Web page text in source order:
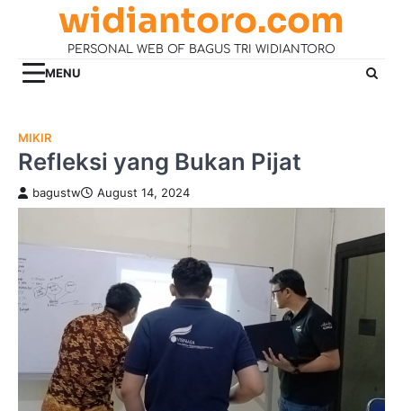
widiantoro.com
PERSONAL WEB OF BAGUS TRI WIDIANTORO
MENU
MIKIR
Refleksi yang Bukan Pijat
bagustw August 14, 2024